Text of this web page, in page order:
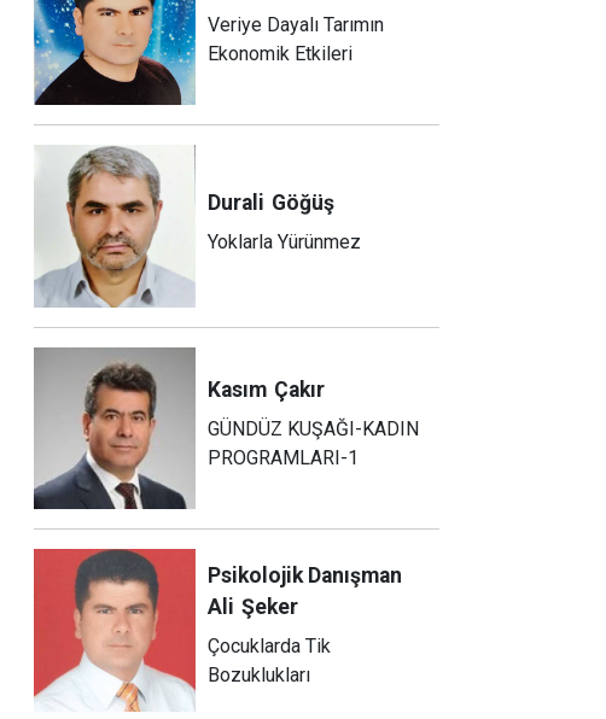
Veriye Dayalı Tarımın
Ekonomik Etkileri
Durali Göğüş
Yoklarla Yürünmez
Kasım Çakır
GÜNDÜZ KUŞAĞI-KADIN
PROGRAMLARI-1
Psikolojik Danışman
Ali Şeker
Çocuklarda Tik
Bozuklukları